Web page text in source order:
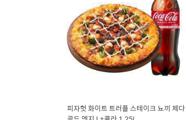
피자헛 화이트 트러플 스테이크 뇨끼 체다